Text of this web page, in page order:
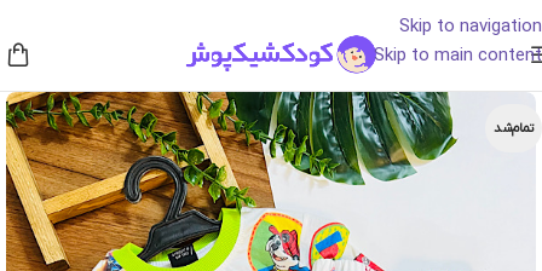
Skip to navigation
Skip to main content
تمام‌شد